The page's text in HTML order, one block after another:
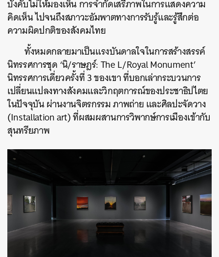
บังคับไม่ให้มองเห็น การจำกัดเสรีภาพในการแสดงความ
คิดเห็น ไปจนถึงสภาวะอัมพาตทางการรับรู้และรู้สึกต่อ
ความผิดปกติของสังคมไทย
ทั้งหมดกลายมาเป็นแรงบันดาลใจในการสร้างสรรค์
นิทรรศการชุด ‘นิ/ราษฎร์: The L/Royal Monument’
นิทรรศการเดี่ยวครั้งที่ 3 ของเขา ที่บอกเล่ากระบวนการ
เปลี่ยนแปลงทางสังคมและวิกฤตการณ์ของประชาธิปไตย
ในปัจจุบัน ผ่านงานจิตรกรรม ภาพถ่าย และศิลปะจัดวาง
(Installation art) ที่ผสมผสานการวิพากษ์การเมืองเข้ากับ
สุนทรียภาพ